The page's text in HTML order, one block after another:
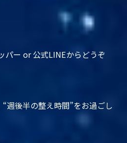
パー or 公式LINEからどうぞ
週後半の整え時間”をお過ごし